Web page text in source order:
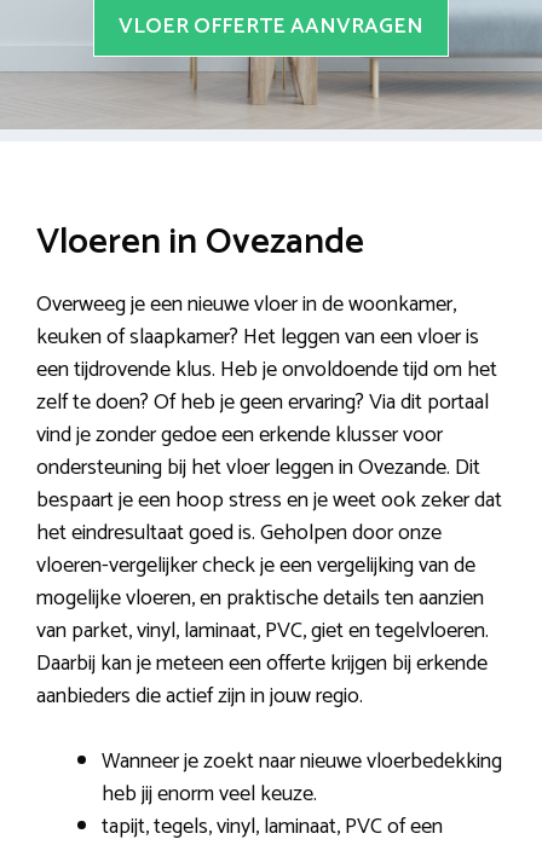
VLOER OFFERTE AANVRAGEN
Vloeren in Ovezande
Overweeg je een nieuwe vloer in de woonkamer,
keuken of slaapkamer? Het leggen van een vloer is
een tijdrovende klus. Heb je onvoldoende tijd om het
zelf te doen? Of heb je geen ervaring? Via dit portaal
vind je zonder gedoe een erkende klusser voor
ondersteuning bij het vloer leggen in Ovezande. Dit
bespaart je een hoop stress en je weet ook zeker dat
het eindresultaat goed is. Geholpen door onze
vloeren-vergelijker check je een vergelijking van de
mogelijke vloeren, en praktische details ten aanzien
van parket, vinyl, laminaat, PVC, giet en tegelvloeren.
Daarbij kan je meteen een offerte krijgen bij erkende
aanbieders die actief zijn in jouw regio.
Wanneer je zoekt naar nieuwe vloerbedekking
heb jij enorm veel keuze.
tapijt, tegels, vinyl, laminaat, PVC of een